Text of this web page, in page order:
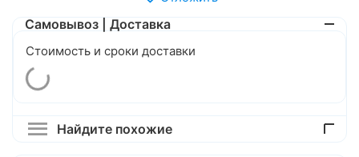
Самовывоз | Доставка
Стоимость и сроки доставки
Найдите похожие